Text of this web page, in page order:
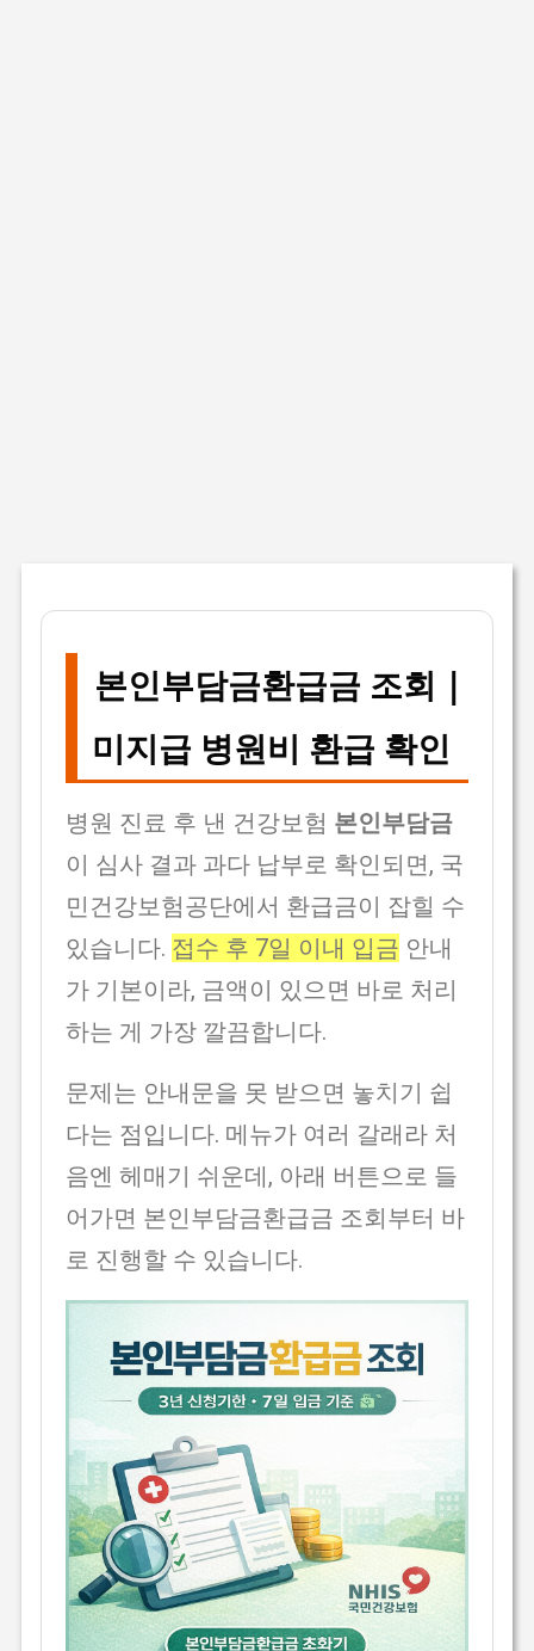
본인부담금환급금 조회 |
미지급 병원비 환급 확인
병원 진료 후 낸 건강보험 본인부담금
이 심사 결과 과다 납부로 확인되면, 국
민건강보험공단에서 환급금이 잡힐 수
있습니다. 접수 후 7일 이내 입금 안내
가 기본이라, 금액이 있으면 바로 처리
하는 게 가장 깔끔합니다.
문제는 안내문을 못 받으면 놓치기 쉽
다는 점입니다. 메뉴가 여러 갈래라 처
음엔 헤매기 쉬운데, 아래 버튼으로 들
어가면 본인부담금환급금 조회부터 바
로 진행할 수 있습니다.